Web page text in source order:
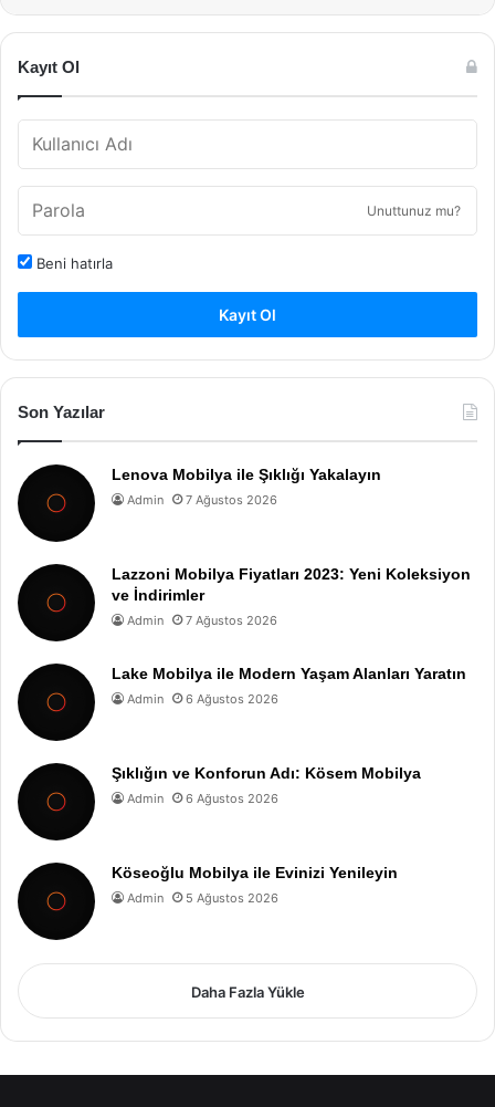
Kayıt Ol
Unuttunuz mu?
Beni hatırla
Kayıt Ol
Son Yazılar
Lenova Mobilya ile Şıklığı Yakalayın
Admin 7 Ağustos 2026
Lazzoni Mobilya Fiyatları 2023: Yeni Koleksiyon
ve İndirimler
Admin 7 Ağustos 2026
Lake Mobilya ile Modern Yaşam Alanları Yaratın
Admin 6 Ağustos 2026
Şıklığın ve Konforun Adı: Kösem Mobilya
Admin 6 Ağustos 2026
Köseoğlu Mobilya ile Evinizi Yenileyin
Admin 5 Ağustos 2026
Daha Fazla Yükle